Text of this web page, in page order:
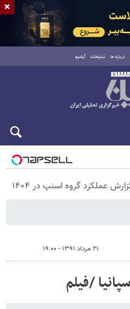
درباره ما تبلیغات آرشیو
عملکرد گروه اسنپ در ۱۴۰۴
۲۱ مرداد ۱۳۹۱ - ۱۹:۰۰
/فیلم
×